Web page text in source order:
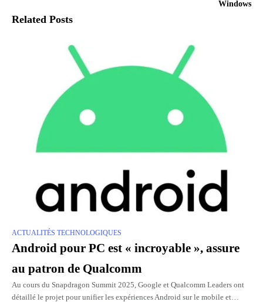
Windows
Related Posts
ACTUALITÉS TECHNOLOGIQUES
Android pour PC est « incroyable », assure
au patron de Qualcomm
Au cours du Snapdragon Summit 2025, Google et Qualcomm Leaders ont
détaillé le projet pour unifier les expériences Android sur le mobile et